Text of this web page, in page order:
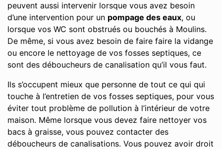
peuvent aussi intervenir lorsque vous avez besoin
d’une intervention pour un pompage des eaux, ou
lorsque vos WC sont obstrués ou bouchés à Moulins.
De même, si vous avez besoin de faire faire la vidange
ou encore le nettoyage de vos fosses septiques, ce
sont des déboucheurs de canalisation qu’il vous faut.
Ils s’occupent mieux que personne de tout ce qui qui
touche à l’entretien de vos fosses septiques, pour vous
éviter tout problème de pollution à l’intérieur de votre
maison. Même lorsque vous devez faire nettoyer vos
bacs à graisse, vous pouvez contacter des
déboucheurs de canalisations. Vous pouvez avoir droit